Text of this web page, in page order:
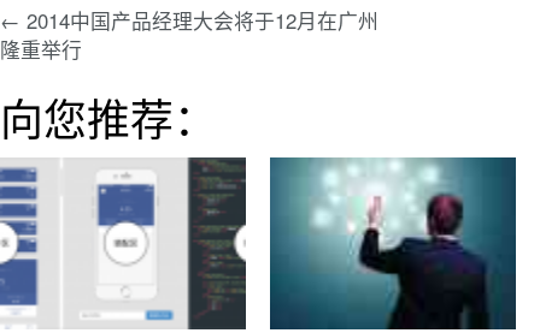
← 2014中国产品经理大会将于12月在广州
隆重举行
向您推荐：